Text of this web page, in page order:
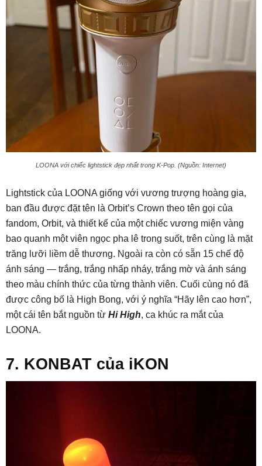
LOONA với chiếc lightstick đẹp nhất trong K-Pop. (Nguồn: Internet)
Lightstick của LOONA giống với vương trượng hoàng gia,
ban đầu được đặt tên là Orbit’s Crown theo tên gọi của
fandom, Orbit, và thiết kế của một chiếc vương miện vàng
bao quanh một viên ngọc pha lê trong suốt, trên cùng là mặt
trăng lưỡi liềm dễ thương. Ngoài ra còn có sẵn 15 chế độ
ánh sáng — trắng, trắng nhấp nháy, trắng mờ và ánh sáng
theo màu chính thức của từng thành viên. Cuối cùng nó đã
được công bố là High Bong, với ý nghĩa “Hãy lên cao hơn”,
một cái tên bắt nguồn từ Hi High, ca khúc ra mắt của
LOONA.
7. KONBAT của iKON